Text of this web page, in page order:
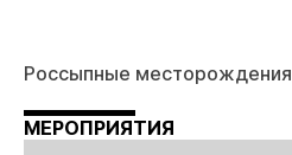
Россыпные месторождения
МЕРОПРИЯТИЯ